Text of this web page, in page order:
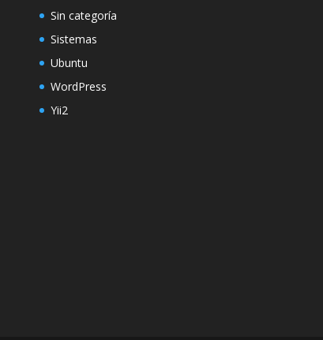
Sin categoría
Sistemas
Ubuntu
WordPress
Yii2